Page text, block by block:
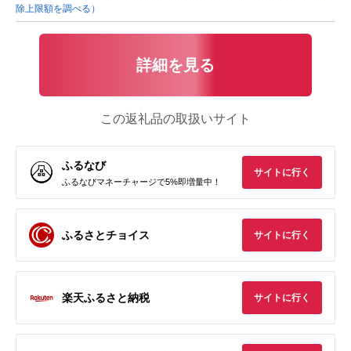
除上限額を調べる）
詳細を見る
この返礼品の取扱いサイト
ふるなび
ふるなびマネーチャージで5%即増量中！
サイトに行く
ふるさとチョイス サイトに行く
楽天ふるさと納税 サイトに行く